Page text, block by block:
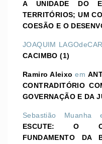
A UNIDADE DO
TERRITÓRIOS; UM
COESÃO E O
JOAQUIM
CACIMBO (1)
Ramiro Aleixo em
CONTRADITÓRIO
GOVERNAÇÃO E DA
Sebastião Muanha
ESCUTE: O
FUNDAMENTO DA